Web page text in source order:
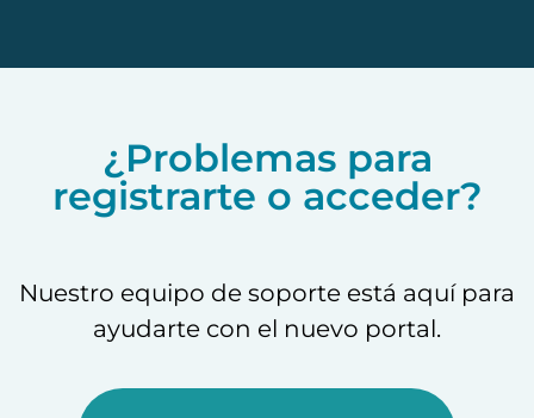
¿Problemas para
registrarte o acceder?
Nuestro equipo de soporte está aquí para
ayudarte con el nuevo portal.